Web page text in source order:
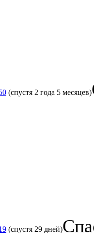
(спустя 2 года 5 месяцев)
(спустя 29 дней)